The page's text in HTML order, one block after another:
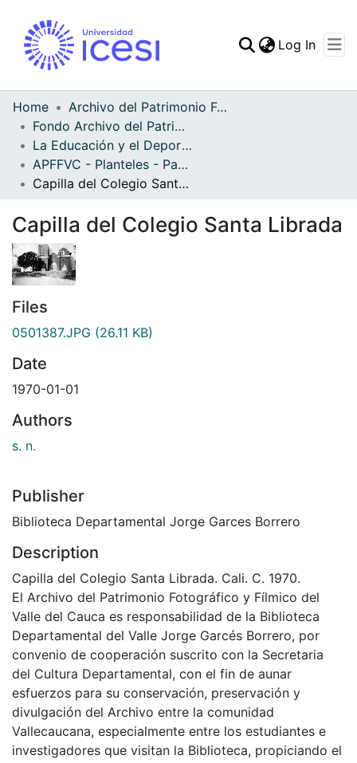
Log In
Home
Archivo del Patrimonio Fotográfico y Fílmico del Valle del Cauca
Fondo Archivo del Patrimonio Fotográfico y Fílmico del Valle del Cauca
La Educación y el Deporte
APFFVC - Planteles - Patrimonial
Capilla del Colegio Santa Librada
Capilla del Colegio Santa Librada
Files
0501387.JPG (26.11 KB)
Date
1970-01-01
Authors
s. n.
Publisher
Biblioteca Departamental Jorge Garces Borrero
Description
Capilla del Colegio Santa Librada. Cali. C. 1970.
El Archivo del Patrimonio Fotográfico y Fílmico del
Valle del Cauca es responsabilidad de la Biblioteca
Departamental del Valle Jorge Garcés Borrero, por
convenio de cooperación suscrito con la Secretaria
del Cultura Departamental, con el fin de aunar
esfuerzos para su conservación, preservación y
divulgación del Archivo entre la comunidad
Vallecaucana, especialmente entre los estudiantes e
investigadores que visitan la Biblioteca, propiciando el